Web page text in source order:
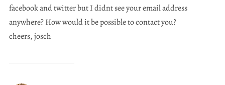
facebook and twitter but I didnt see your email address
anywhere? How would it be possible to contact you?
cheers, josch